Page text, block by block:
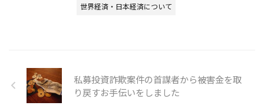
世界経済・日本経済について
私募投資詐欺案件の首謀者から被害金を取
り戻すお手伝いをしました